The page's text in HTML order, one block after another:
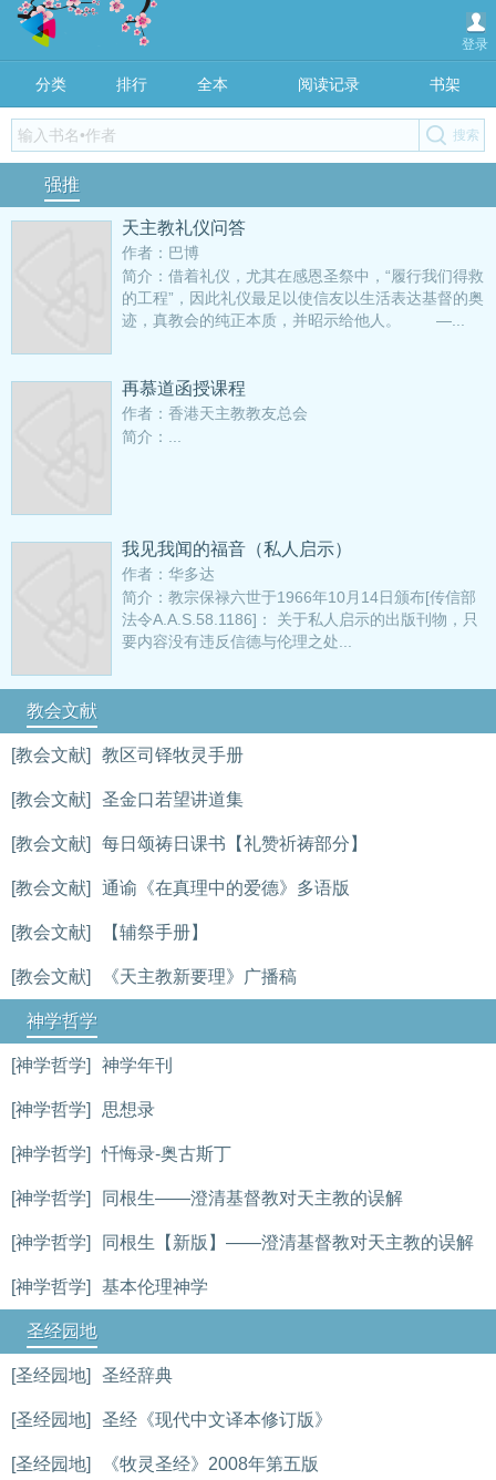
登录
分类 排行 全本 阅读记录 书架
强推
天主教礼仪问答
作者：巴博
简介：借着礼仪，尤其在感恩圣祭中，“履行我们得救
的工程”，因此礼仪最足以使信友以生活表达基督的奥
迹，真教会的纯正本质，并昭示给他人。 —...
再慕道函授课程
作者：香港天主教教友总会
简介：...
我见我闻的福音（私人启示）
作者：华多达
简介：教宗保禄六世于1966年10月14日颁布[传信部
法令A.A.S.58.1186]： 关于私人启示的出版刊物，只
要内容没有违反信德与伦理之处...
教会文献
[教会文献] 教区司铎牧灵手册
[教会文献] 圣金口若望讲道集
[教会文献] 每日颂祷日课书【礼赞祈祷部分】
[教会文献] 通谕《在真理中的爱德》多语版
[教会文献] 【辅祭手册】
[教会文献] 《天主教新要理》广播稿
神学哲学
[神学哲学] 神学年刊
[神学哲学] 思想录
[神学哲学] 忏悔录-奥古斯丁
[神学哲学] 同根生——澄清基督教对天主教的误解
[神学哲学] 同根生【新版】——澄清基督教对天主教的误解
[神学哲学] 基本伦理神学
圣经园地
[圣经园地] 圣经辞典
[圣经园地] 圣经《现代中文译本修订版》
[圣经园地] 《牧灵圣经》2008年第五版